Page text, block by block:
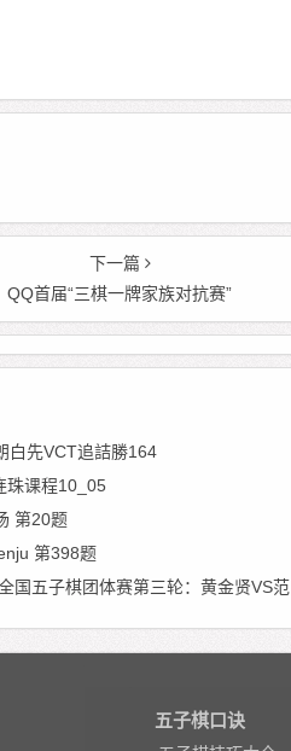
下一篇
QQ首届“三棋一牌家族对抗赛”
白先VCT追詰勝164
珠课程10_05
第20题
第398题
国五子棋团体赛第三轮：黄金贤VS范嘉扬
五子棋口诀